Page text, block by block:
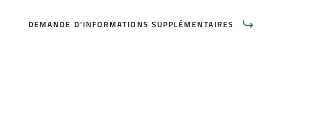
DEMANDE D'INFORMATIONS SUPPLÉMENTAIRES